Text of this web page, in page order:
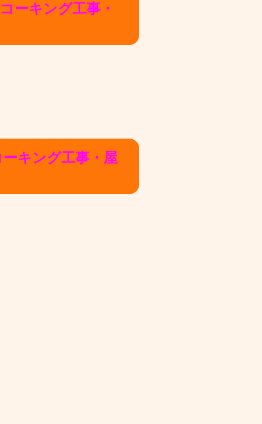
ーキング工事・
キング工事・屋